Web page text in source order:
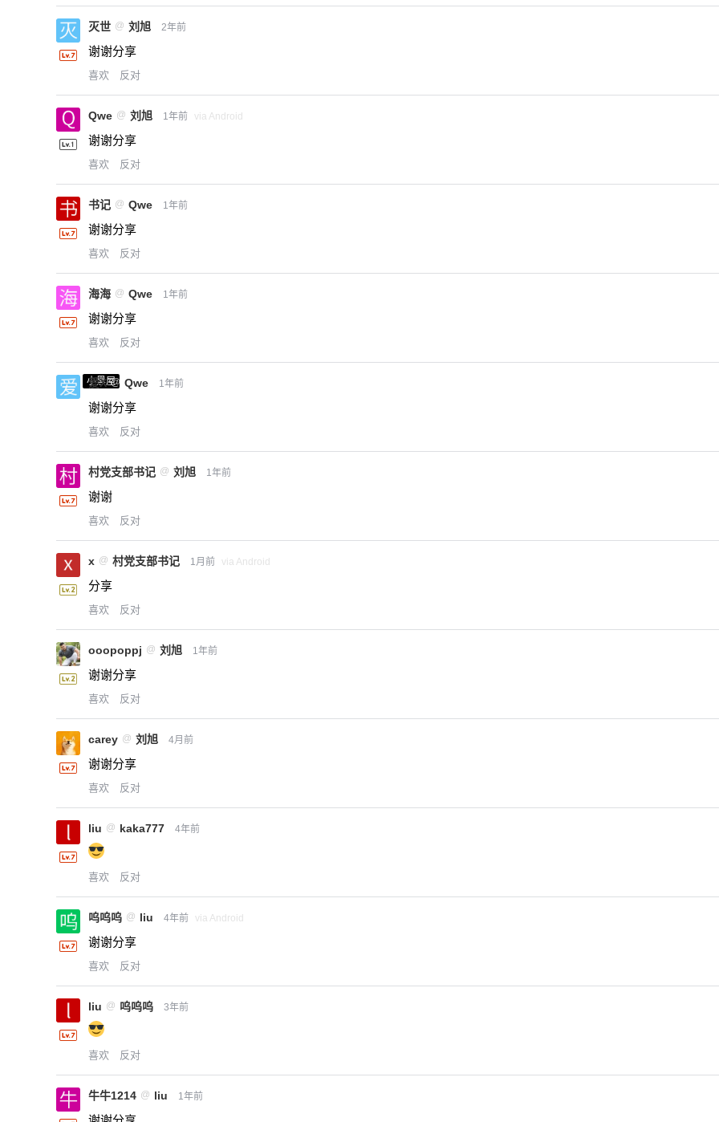
¥
灭世 @ 刘旭 2年前
谢谢分享
喜欢 反对
Qwe @ 刘旭 1年前 via Android
谢谢分享
喜欢 反对
书记 @ Qwe 1年前
谢谢分享
喜欢 反对
海海 @ Qwe 1年前
谢谢分享
喜欢 反对
小黑屋
爱X @ Qwe 1年前
谢谢分享
喜欢 反对
村党支部书记 @ 刘旭 1年前
谢谢
喜欢 反对
x @ 村党支部书记 1月前 via Android
分享
喜欢 反对
ooopoppj @ 刘旭 1年前
谢谢分享
喜欢 反对
carey @ 刘旭 4月前
谢谢分享
喜欢 反对
liu @ kaka777 4年前
喜欢 反对
呜呜呜 @ liu 4年前 via Android
谢谢分享
喜欢 反对
liu @ 呜呜呜 3年前
喜欢 反对
牛牛1214 @ liu 1年前